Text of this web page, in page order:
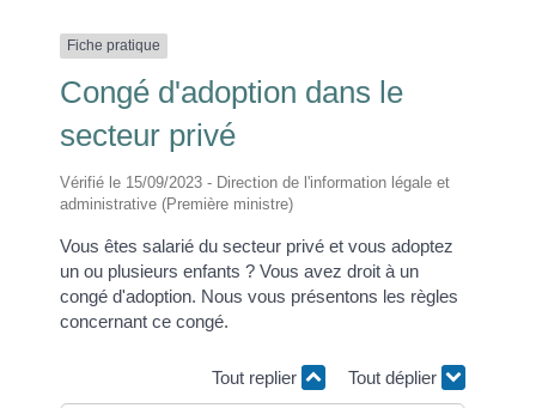
Fiche pratique
Congé d'adoption dans le
secteur privé
Vérifié le 15/09/2023 - Direction de l'information légale et
administrative (Première ministre)
Vous êtes salarié du secteur privé et vous adoptez
un ou plusieurs enfants ? Vous avez droit à un
congé d'adoption. Nous vous présentons les règles
concernant ce congé.
Tout replier Tout déplier